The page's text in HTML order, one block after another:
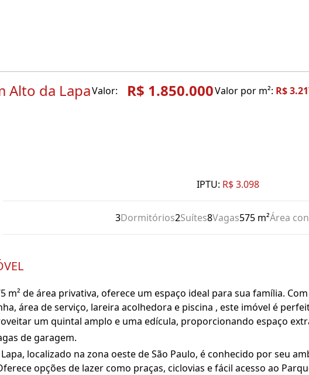
Alto da LapaValor: R$ 1.850.000Valor por m²: R$
IPTU: R$ 3.098
3Dormitórios2Suítes8Vagas575 m²Área
m² de área privativa, oferece um espaço ideal para sua família.
área de serviço, lareira acolhedora e piscina , este imóvel é
um quintal amplo e uma edícula, proporcionando espaço
de garagem.
localizado na zona oeste de São Paulo, é conhecido por seu
opções de lazer como praças, ciclovias e fácil acesso ao